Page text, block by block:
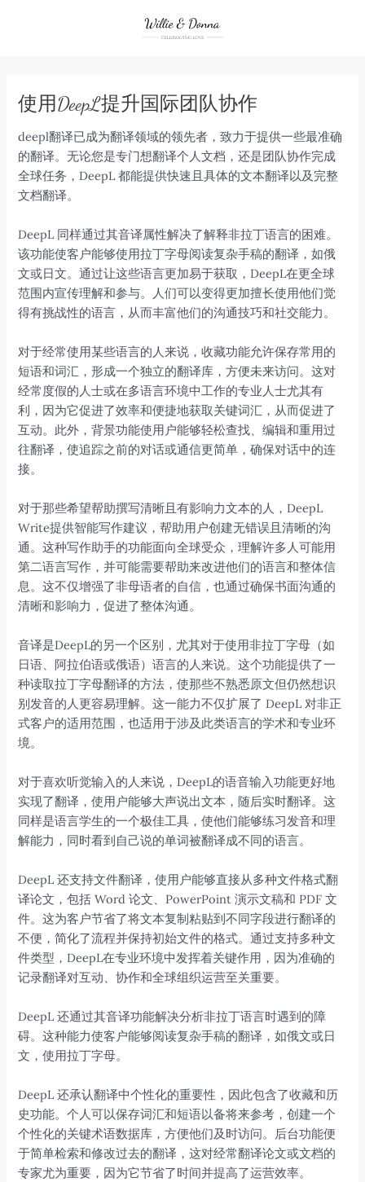
使用DeepL提升国际团队协作
deepl翻译已成为翻译领域的领先者，致力于提供一些最准确
的翻译。无论您是专门想翻译个人文档，还是团队协作完成
全球任务，DeepL 都能提供快速且具体的文本翻译以及完整
文档翻译。
DeepL 同样通过其音译属性解决了解释非拉丁语言的困难。
该功能使客户能够使用拉丁字母阅读复杂手稿的翻译，如俄
文或日文。通过让这些语言更加易于获取，DeepL在更全球
范围内宣传理解和参与。人们可以变得更加擅长使用他们觉
得有挑战性的语言，从而丰富他们的沟通技巧和社交能力。
对于经常使用某些语言的人来说，收藏功能允许保存常用的
短语和词汇，形成一个独立的翻译库，方便未来访问。这对
经常度假的人士或在多语言环境中工作的专业人士尤其有
利，因为它促进了效率和便捷地获取关键词汇，从而促进了
互动。此外，背景功能使用户能够轻松查找、编辑和重用过
往翻译，使追踪之前的对话或通信更简单，确保对话中的连
接。
对于那些希望帮助撰写清晰且有影响力文本的人，DeepL
Write提供智能写作建议，帮助用户创建无错误且清晰的沟
通。这种写作助手的功能面向全球受众，理解许多人可能用
第二语言写作，并可能需要帮助来改进他们的语言和整体信
息。这不仅增强了非母语者的自信，也通过确保书面沟通的
清晰和影响力，促进了整体沟通。
音译是DeepL的另一个区别，尤其对于使用非拉丁字母（如
日语、阿拉伯语或俄语）语言的人来说。这个功能提供了一
种读取拉丁字母翻译的方法，使那些不熟悉原文但仍然想识
别发音的人更容易理解。这一能力不仅扩展了 DeepL 对非正
式客户的适用范围，也适用于涉及此类语言的学术和专业环
境。
对于喜欢听觉输入的人来说，DeepL的语音输入功能更好地
实现了翻译，使用户能够大声说出文本，随后实时翻译。这
同样是语言学生的一个极佳工具，使他们能够练习发音和理
解能力，同时看到自己说的单词被翻译成不同的语言。
DeepL 还支持文件翻译，使用户能够直接从多种文件格式翻
译论文，包括 Word 论文、PowerPoint 演示文稿和 PDF 文
件。这为客户节省了将文本复制粘贴到不同字段进行翻译的
不便，简化了流程并保持初始文件的格式。通过支持多种文
件类型，DeepL在专业环境中发挥着关键作用，因为准确的
记录翻译对互动、协作和全球组织运营至关重要。
DeepL 还通过其音译功能解决分析非拉丁语言时遇到的障
碍。这种能力使客户能够阅读复杂手稿的翻译，如俄文或日
文，使用拉丁字母。
DeepL 还承认翻译中个性化的重要性，因此包含了收藏和历
史功能。个人可以保存词汇和短语以备将来参考，创建一个
个性化的关键术语数据库，方便他们及时访问。后台功能便
于简单检索和修改过去的翻译，这对经常翻译论文或文档的
专家尤为重要，因为它节省了时间并提高了运营效率。